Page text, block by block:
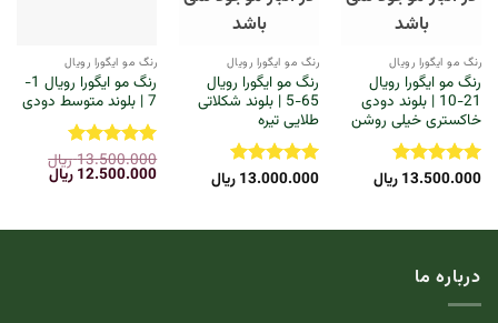
باشد
رنگ مو ایگورا رویال
رنگ مو ایگورا رویال
21-10 | بلوند دودی
خاکستری خیلی روشن
نمره5از
13.500.000ریال
باشد
رنگ مو ایگورا رویال
رنگ مو ایگورا رویال
65-5 | بلوند شکلاتی
طلایی تیره
نمره5از
13.000.000ریال
رنگ مو ایگورا رویال
رنگ مو ایگورا رویال 1-
7 | بلوند متوسط دودی
نمره5از
5
13.500.000ریال
قیمت
12.500.000ریالقیمت
فعلی:
درباره ما